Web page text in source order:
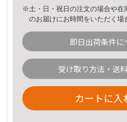
※土・日・祝日の注文の場合や在
のお届けにお時間をいただく場
即日出荷条件に
受け取り方法・送
カートに入